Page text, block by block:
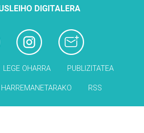
DIGITALERA
LEGE OHARRA PUBLIZITATEA
HARREMANETARAKO RSS